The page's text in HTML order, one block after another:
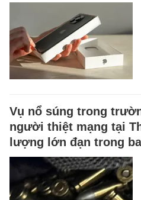
Vụ nổ súng trong
người thiệt mạng tại
lượng lớn đạn trong